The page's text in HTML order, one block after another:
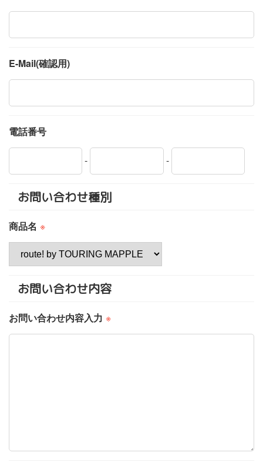
E-Mail(確認用)
電話番号
- -
お問い合わせ種別
商品名 ※
お問い合わせ内容
お問い合わせ内容入力 ※